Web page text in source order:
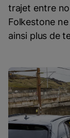
trajet entre
Folkestone
ainsi plus de